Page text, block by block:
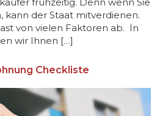
kann der Staat mitverdienen.
von vielen Faktoren ab. In
wir Ihnen […]
Checkliste